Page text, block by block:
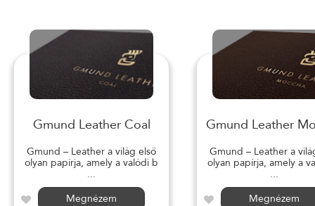
Gmund Leather Coal
Gmund – Leather a világ első
olyan papírja, amely a valódi b
...
Megnézem
Gmund Leather
Gmund – Leather a
olyan papírja, amely a
...
Megnézem